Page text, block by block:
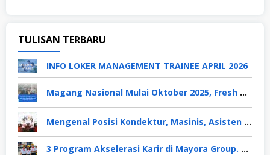
TULISAN TERBARU
INFO LOKER MANAGEMENT TRAINEE APRIL 2026
Magang Nasional Mulai Oktober 2025, Fresh Graduate Dapat Gaji UMP Selama 6 Bulan
Mengenal Posisi Kondektur, Masinis, Asisten PPKA, Pemeliharaan Sarana dan Prasarana, Polsuska (Polisi Khusus Kereta Api), di PT KAI
3 Program Akselerasi Karir di Mayora Group. Apa Saja? Berikut Penjelasannya